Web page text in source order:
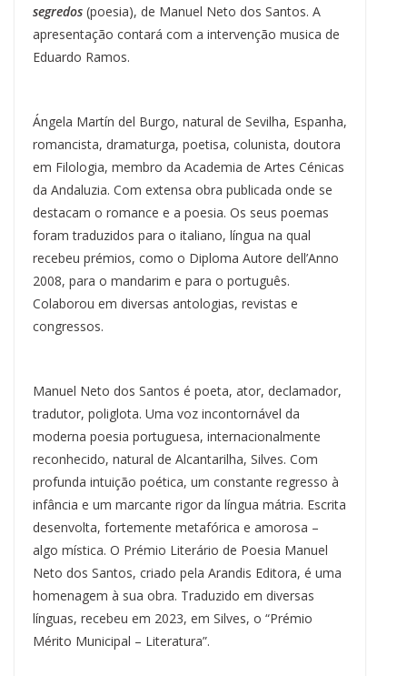
segredos (poesia), de Manuel Neto dos Santos. A
apresentação contará com a intervenção musica de
Eduardo Ramos.
Ángela Martín del Burgo, natural de Sevilha, Espanha,
romancista, dramaturga, poetisa, colunista, doutora
em Filologia, membro da Academia de Artes Cénicas
da Andaluzia. Com extensa obra publicada onde se
destacam o romance e a poesia. Os seus poemas
foram traduzidos para o italiano, língua na qual
recebeu prémios, como o Diploma Autore dell’Anno
2008, para o mandarim e para o português.
Colaborou em diversas antologias, revistas e
congressos.
Manuel Neto dos Santos é poeta, ator, declamador,
tradutor, poliglota. Uma voz incontornável da
moderna poesia portuguesa, internacionalmente
reconhecido, natural de Alcantarilha, Silves. Com
profunda intuição poética, um constante regresso à
infância e um marcante rigor da língua mátria. Escrita
desenvolta, fortemente metafórica e amorosa –
algo mística. O Prémio Literário de Poesia Manuel
Neto dos Santos, criado pela Arandis Editora, é uma
homenagem à sua obra. Traduzido em diversas
línguas, recebeu em 2023, em Silves, o “Prémio
Mérito Municipal – Literatura”.